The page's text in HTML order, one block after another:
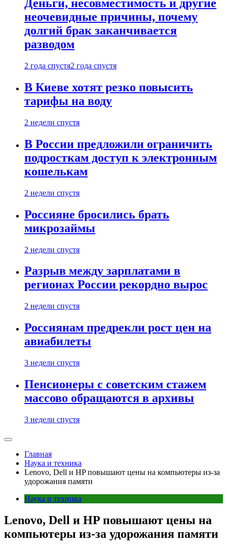
Деньги, несовместимость и другие
неочевидные причины, почему
долгий брак заканчивается
разводом
2 года спустя2 года спустя
В Киеве хотят резко повысить
тарифы на воду
2 недели спустя
В России предложили ограничить
подросткам доступ к электронным
кошелькам
2 недели спустя
Россияне бросились брать
микрозаймы
2 недели спустя
Разрыв между зарплатами в
регионах России рекордно вырос
2 недели спустя
Россиянам предрекли рост цен на
авиабилеты
3 недели спустя
Пенсионеры с советским стажем
массово обращаются в архивы
3 недели спустя
Главная
Наука и техника
Lenovo, Dell и HP повышают цены на компьютеры из-за
удорожания памяти
Наука и техника
Lenovo, Dell и HP повышают цены на
компьютеры из-за удорожания памяти